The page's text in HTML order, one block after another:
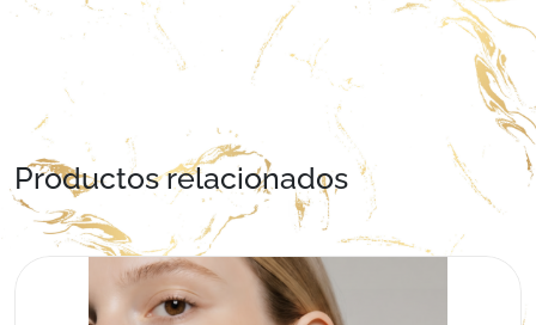
Productos relacionados